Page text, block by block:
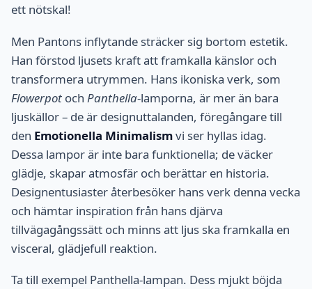
ett nötskal!
Men Pantons inflytande sträcker sig bortom estetik.
Han förstod ljusets kraft att framkalla känslor och
transformera utrymmen. Hans ikoniska verk, som
Flowerpot och Panthella-lamporna, är mer än bara
ljuskällor – de är designuttalanden, föregångare till
den Emotionella Minimalismvi ser hyllas idag.
Dessa lampor är inte bara funktionella; de väcker
glädje, skapar atmosfär och berättar en historia.
Designentusiaster återbesöker hans verk denna vecka
och hämtar inspiration från hans djärva
tillvägagångssätt och minns att ljus ska framkalla en
visceral, glädjefull reaktion.
Ta till exempel Panthella-lampan. Dess mjukt böjda